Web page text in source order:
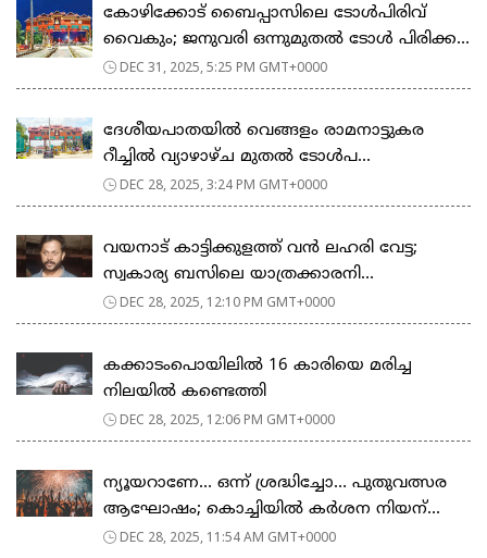
കോഴിക്കോട് ബൈപ്പാസിലെ ടോൾപിരിവ്
വൈകും; ജനുവരി ഒന്നുമുതൽ ടോൾ പിരിക്ക...
DEC 31, 2025, 5:25 PM GMT+0000
ദേശീയപാതയില്‍ വെങ്ങളം രാമനാട്ടുകര
റീച്ചില്‍ വ്യാഴാഴ്ച മുതല്‍ ടോള്‍പ...
DEC 28, 2025, 3:24 PM GMT+0000
വയനാട് കാട്ടിക്കുളത്ത് വന്‍ ലഹരി വേട്ട;
സ്വകാര്യ ബസിലെ യാത്രക്കാരനി...
DEC 28, 2025, 12:10 PM GMT+0000
കക്കാടംപൊയിലിൽ 16 കാരിയെ മരിച്ച
നിലയിൽ കണ്ടെത്തി
DEC 28, 2025, 12:06 PM GMT+0000
ന്യൂയറാണേ… ഒന്ന് ശ്രദ്ധിച്ചോ… പുതുവത്സര
ആഘോഷം; കൊച്ചിയിൽ കർശന നിയന്...
DEC 28, 2025, 11:54 AM GMT+0000